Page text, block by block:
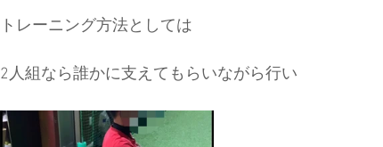
トレーニング方法としては
2人組なら誰かに支えてもらいながら行い